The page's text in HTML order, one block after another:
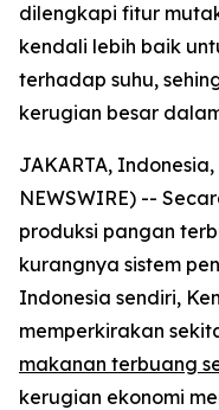
dilengkapi fitur
kendali lebih baik
terhadap suhu,
kerugian besar
JAKARTA, Indonesia,
NEWSWIRE) --
produksi pangan
kurangnya sistem
Indonesia sendiri,
memperkirakan
makanan terbuang
kerugian ekonomi